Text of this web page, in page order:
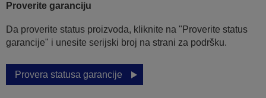
Proverite garanciju
Da proverite status proizvoda, kliknite na "Proverite status
garancije" i unesite serijski broj na strani za podršku.
Provera statusa garancije